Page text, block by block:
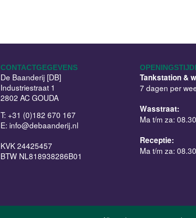
CONTACTGEGEVENS
De Baanderij [DB]
Industriestraat 1
2802 AC GOUDA
T: +31 (0)182 670 167
E: info@debaanderij.nl
KVK 24425457
BTW NL818938286B01
Tankstation &
7 dagen per
Wasstraat:
Ma t/m za:
Receptie:
Ma t/m za: